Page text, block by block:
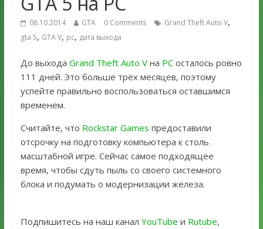
08.10.2014 GTA 0 Comments Grand Theft Auto V,
gta 5, GTA V, pc, дата выхода
До выхода Grand Theft Auto Vна PCосталось ровно
111 дней. Это больше трёх месяцев, поэтому
успейте правильно воспользоваться оставшимся
временем.
Считайте, что Rockstar Games предоставили
отсрочку на подготовку компьютера к столь
масштабной игре. Сейчас самое подходящее
время, чтобы сдуть пыль со своего системного
блока и подумать о модернизации железа.
Подпишитесь на наш канал YouTube и Rutube,